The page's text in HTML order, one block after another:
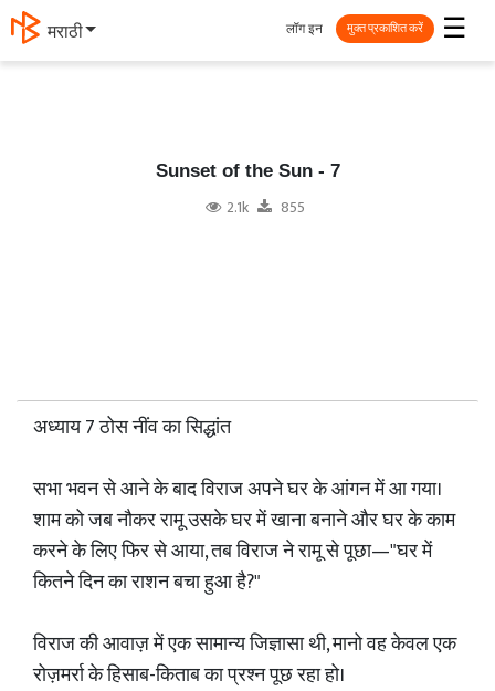
தமிழ் ☰
लॉग इन मुक्त प्रकाशित करें
Sunset of the Sun - 7
2.1k 855
अध्याय 7 ठोस नींव का सिद्धांत
सभा भवन से आने के बाद विराज अपने घर के आंगन में आ गया।
शाम को जब नौकर रामू उसके घर में खाना बनाने और घर के काम
करने के लिए फिर से आया, तब विराज ने रामू से पूछा—"घर में
कितने दिन का राशन बचा हुआ है?"
विराज की आवाज़ में एक सामान्य जिज्ञासा थी, मानो वह केवल एक
रोज़मर्रा के हिसाब-किताब का प्रश्न पूछ रहा हो।